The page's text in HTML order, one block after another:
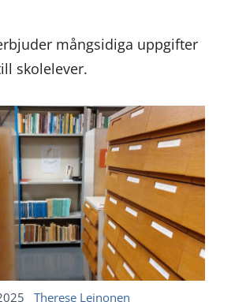
mångsidiga uppgifter
skolelever.
Therese Leinonen